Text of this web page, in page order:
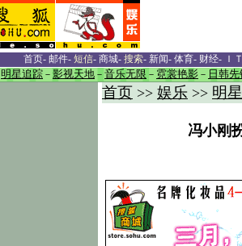
首页- 邮件- 短信- 商城- 搜索- 新闻- 体育- 财经- Ｉ
明星追踪 － 影视天地 － 音乐无限 － 霓裳艳影 － 日韩先
首页 >> 娱乐 >> 明
冯小刚